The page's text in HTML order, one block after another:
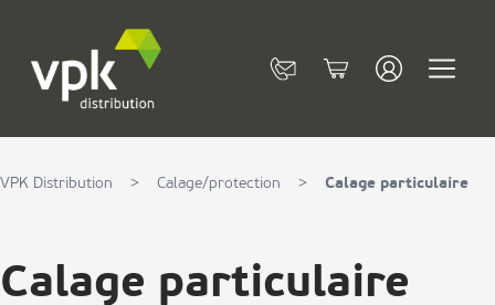
ContactCart
VPK Distribution > Calage/protection > Calage particulaire
Calage particulaire